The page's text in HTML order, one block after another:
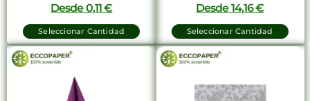
Desde0,11€
Seleccionar Cantidad
Desde14,16€
Seleccionar Cantidad